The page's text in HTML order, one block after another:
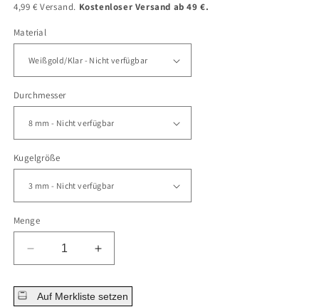
4,99 € Versand. Kostenloser Versand ab 49 €.
Material
Durchmesser
Kugelgröße
Menge
Menge
für
14
Karat
Menge
für
14
Karat
Auf Merkliste setzen